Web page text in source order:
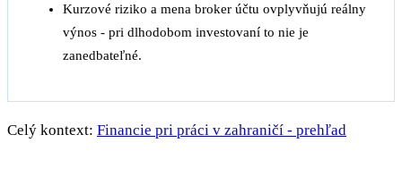
Kurzové riziko a mena broker účtu ovplyvňujú reálny
výnos - pri dlhodobom investovaní to nie je
zanedbateľné.
Celý kontext: Financie pri práci v zahraničí - prehľad